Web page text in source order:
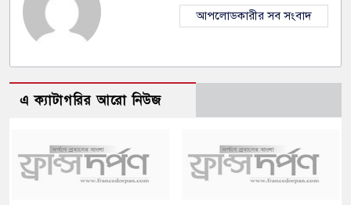
আপলোডকারীর সব সংবাদ
এ ক্যাটাগরির আরো নিউজ